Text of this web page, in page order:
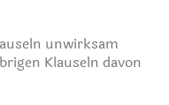
unwirksam
Klauseln davon